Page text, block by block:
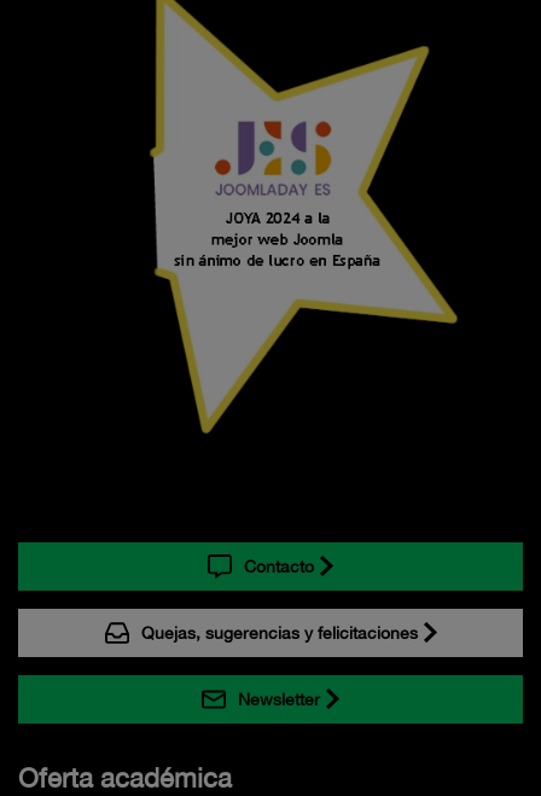
Contacto
Quejas, sugerencias y felicitaciones
Newsletter
Oferta académica